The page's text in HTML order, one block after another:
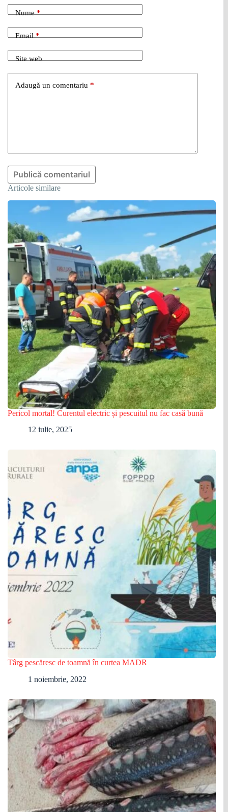
Nume*
Email*
Site web
Adaugă un comentariu *
Publică comentariul
Articole similare
Pericol mortal! Curentul electric și pescuitul nu fac casă bună
12 iulie, 2025
Târg pescăresc de toamnă în curtea MADR
1 noiembrie, 2022